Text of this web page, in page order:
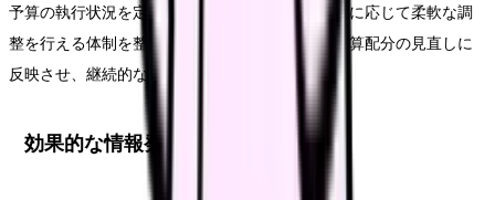
予算の執行状況を定期的にモニタリングし、必要に応じて柔軟な調
整を行える体制を整えます。効果測定の結果を予算配分の見直しに
反映させ、継続的な改善を図ります。
効果的な情報発信チャネル